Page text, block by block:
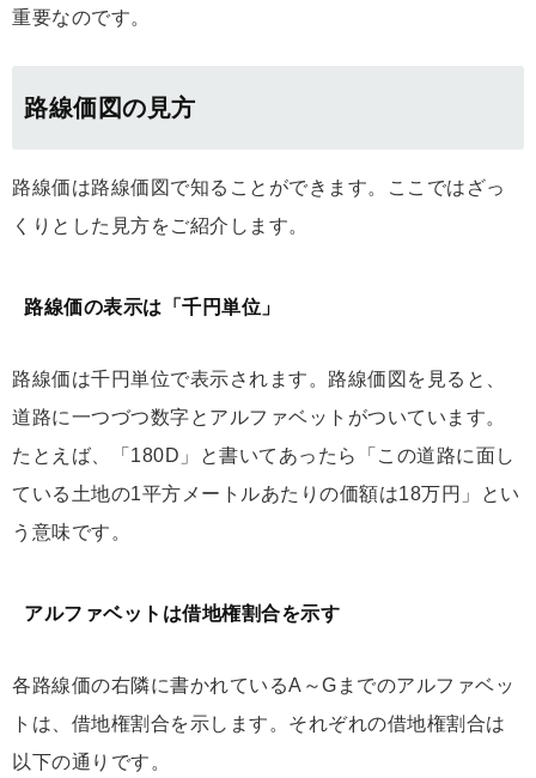
重要なのです。
路線価図の見方
路線価は路線価図で知ることができます。ここではざっ
くりとした見方をご紹介します。
路線価の表示は「千円単位」
路線価は千円単位で表示されます。路線価図を見ると、
道路に一つづつ数字とアルファベットがついています。
たとえば、「180D」と書いてあったら「この道路に面し
ている土地の1平方メートルあたりの価額は18万円」とい
う意味です。
アルファベットは借地権割合を示す
各路線価の右隣に書かれているA～Gまでのアルファベッ
トは、借地権割合を示します。それぞれの借地権割合は
以下の通りです。